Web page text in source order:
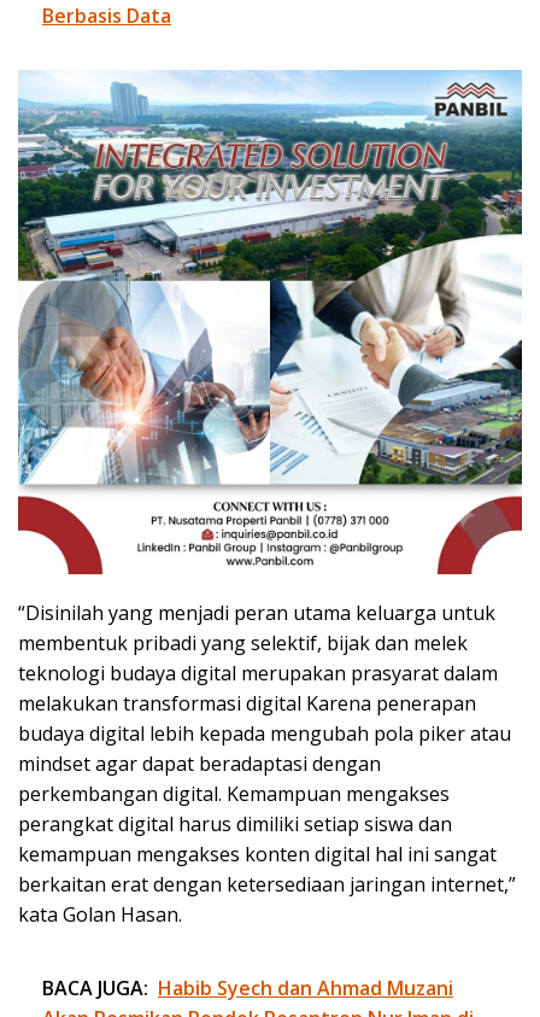
Berbasis Data
“Disinilah yang menjadi peran utama keluarga untuk
membentuk pribadi yang selektif, bijak dan melek
teknologi budaya digital merupakan prasyarat dalam
melakukan transformasi digital Karena penerapan
budaya digital lebih kepada mengubah pola piker atau
mindset agar dapat beradaptasi dengan
perkembangan digital. Kemampuan mengakses
perangkat digital harus dimiliki setiap siswa dan
kemampuan mengakses konten digital hal ini sangat
berkaitan erat dengan ketersediaan jaringan internet,”
kata Golan Hasan.
BACA JUGA: Habib Syech dan Ahmad Muzani